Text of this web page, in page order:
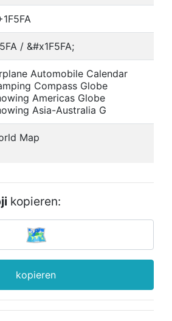
/ &#x1F5FA;
Automobile Calendar
Compass Globe
Americas Globe
Asia-Australia G
Map
kopieren:
kopieren